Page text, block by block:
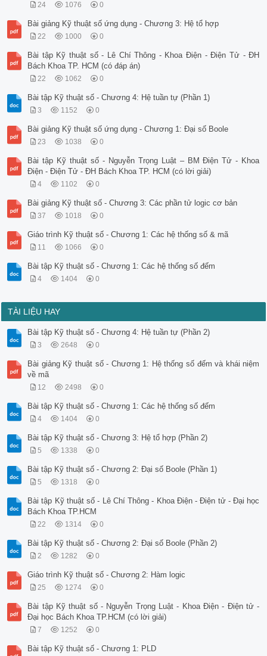
24 1076 0
Bài giảng Kỹ thuật số ứng dụng - Chương 3: Hệ tổ hợp
22 1000 0
Bài tập Kỹ thuật số - Lê Chí Thông - Khoa Điện - Điện Tử - ĐH
Bách Khoa TP. HCM (có đáp án)
22 1062 0
Bài tập Kỹ thuật số - Chương 4: Hệ tuần tự (Phần 1)
3 1152 0
Bài giảng Kỹ thuật số ứng dụng - Chương 1: Đại số Boole
23 1038 0
Bài tập Kỹ thuật số - Nguyễn Trọng Luật – BM Điện Tử - Khoa
Điện - Điện Tử - ĐH Bách Khoa TP. HCM (có lời giải)
4 1102 0
Bài giảng Kỹ thuật số - Chương 3: Các phần tử logic cơ bản
37 1018 0
Giáo trình Kỹ thuật số - Chương 1: Các hệ thống số & mã
11 1066 0
Bài tập Kỹ thuật số - Chương 1: Các hệ thống số đếm
4 1404 0
TÀI LIỆU HAY
Bài tập Kỹ thuật số - Chương 4: Hệ tuần tự (Phần 2)
3 2648 0
Bài giảng Kỹ thuật số - Chương 1: Hệ thống số đếm và khái niệm
về mã
12 2498 0
Bài tập Kỹ thuật số - Chương 1: Các hệ thống số đếm
4 1404 0
Bài tập Kỹ thuật số - Chương 3: Hệ tổ hợp (Phần 2)
5 1338 0
Bài tập Kỹ thuật số - Chương 2: Đại số Boole (Phần 1)
5 1318 0
Bài tập Kỹ thuật số - Lê Chí Thông - Khoa Điện - Điện tử - Đại học
Bách Khoa TP.HCM
22 1314 0
Bài tập Kỹ thuật số - Chương 2: Đại số Boole (Phần 2)
2 1282 0
Giáo trình Kỹ thuật số - Chương 2: Hàm logic
25 1274 0
Bài tập Kỹ thuật số - Nguyễn Trọng Luật - Khoa Điện - Điện tử -
Đại học Bách Khoa TP.HCM (có lời giải)
7 1252 0
Bài tập Kỹ thuật số - Chương 1: PLD